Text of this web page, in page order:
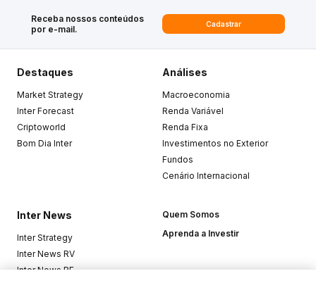
Receba nossos conteúdos
por e-mail.
Cadastrar
Destaques
Market Strategy
Inter Forecast
Criptoworld
Bom Dia Inter
Análises
Macroeconomia
Renda Variável
Renda Fixa
Investimentos no Exterior
Fundos
Cenário Internacional
Inter News
Inter Strategy
Inter News RV
Inter News RF
Quem Somos
Aprenda a Investir